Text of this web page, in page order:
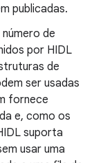
publicadas.
de
por HIDL
de
ser usadas
fornece
e, como os
suporta
usar uma